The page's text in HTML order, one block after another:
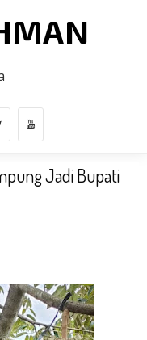
Jadi Bupati